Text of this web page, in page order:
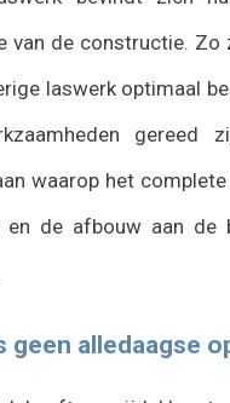
van de constructie. Zo
laswerk optimaal
gereed
waarop het
en de afbouw aan de
geen alledaagse